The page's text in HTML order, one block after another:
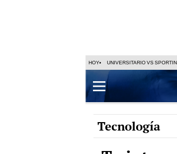
HOY UNIVERSITARIO VS
Tecnología